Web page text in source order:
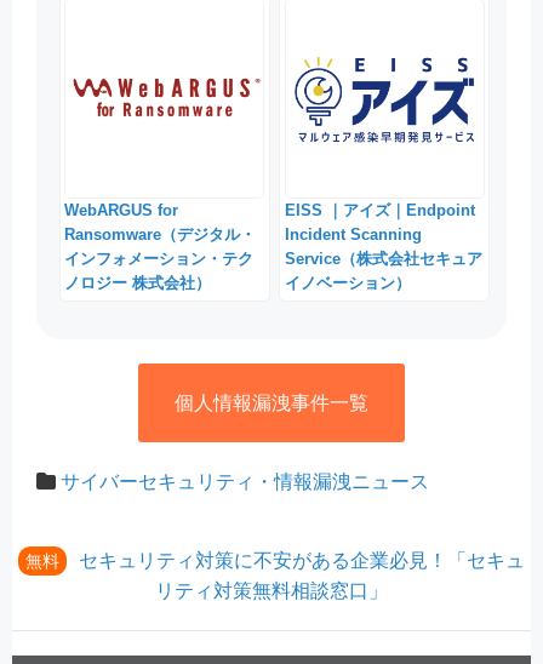
WebARGUS for
Ransomware（デジタル・
インフォメーション・テク
ノロジー 株式会社）
EISS ｜アイズ｜Endpoint
Incident Scanning
Service（株式会社セキュア
イノベーション）
個人情報漏洩事件一覧
サイバーセキュリティ・情報漏洩ニュース
無料
セキュリティ対策に不安がある企業必見！「セキュ
リティ対策無料相談窓口」